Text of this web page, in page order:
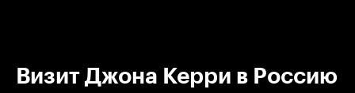
Визит Джона Керри в Россию